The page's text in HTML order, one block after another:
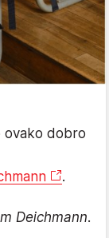
ovako dobro
.
Deichmann.